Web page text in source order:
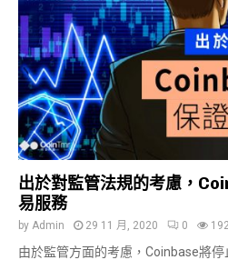
出於對監管法規的考慮，
易服務
by Admin 29 11 月, 2020 0
由於監管方面的考慮，Coinbase將停